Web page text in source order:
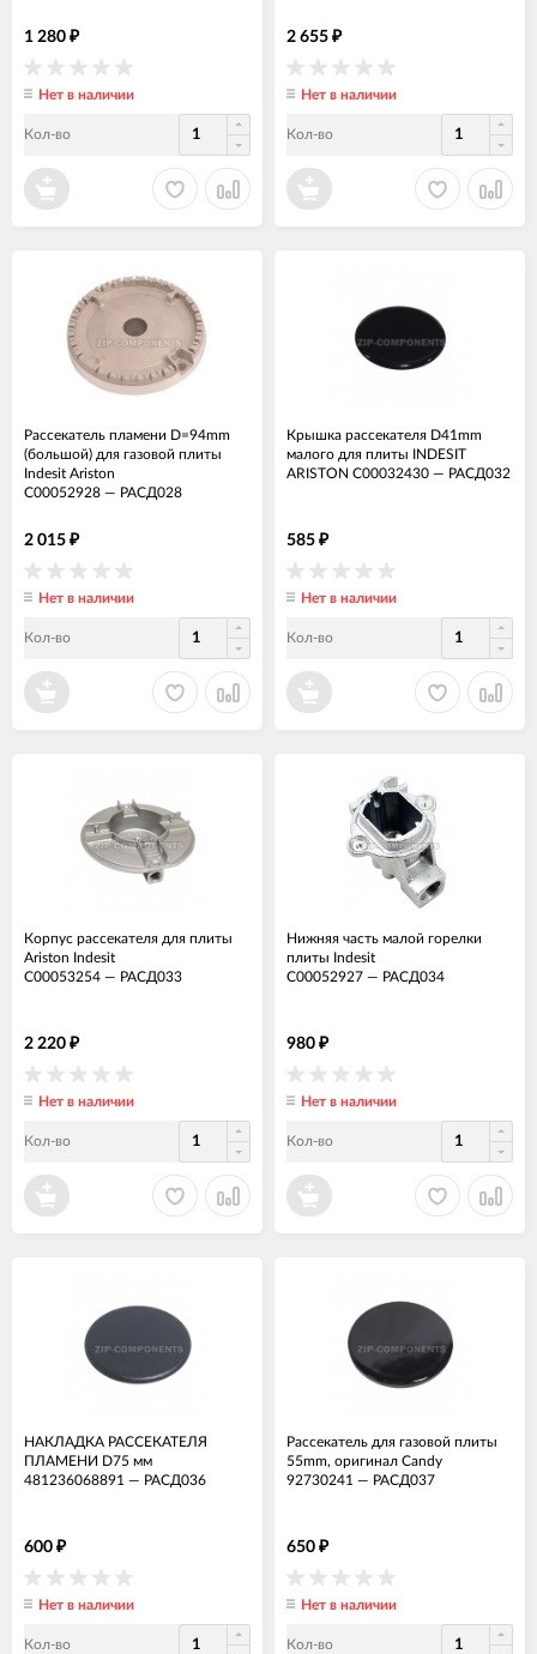
1 280 ₽
Нет в наличии
Кол-во
2 655 ₽
Нет в наличии
Кол-во
Рассекатель пламени D=94mm
(большой) для газовой плиты
Indesit Ariston
C00052928 — РАСД028
2 015 ₽
Нет в наличии
Кол-во
Крышка рассекателя D41mm
малого для плиты INDESIT
ARISTON C00032430 — РАСД032
585 ₽
Нет в наличии
Кол-во
Корпус рассекателя для плиты
Ariston Indesit
C00053254 — РАСД033
2 220 ₽
Нет в наличии
Кол-во
Нижняя часть малой горелки
плиты Indesit
C00052927 — РАСД034
980 ₽
Нет в наличии
Кол-во
НАКЛАДКА РАССЕКАТЕЛЯ
ПЛАМЕНИ D75 мм
481236068891 — РАСД036
600 ₽
Нет в наличии
Кол-во
Рассекатель для газовой плиты
55mm, оригинал Candy
92730241 — РАСД037
650 ₽
Нет в наличии
Кол-во